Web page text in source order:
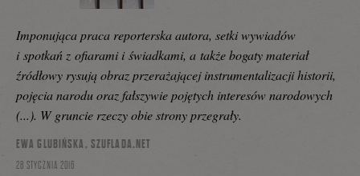
Imponująca praca reporterska autora, setki wywiadów
i spotkań z ofiarami i świadkami, a także bogaty materiał
źródłowy rysują obraz przerażającej instrumentalizacji historii,
pojęcia narodu oraz fałszywie pojętych interesów narodowych
(...). W gruncie rzeczy obie strony przegrały.
EWA GLUBIŃSKA, SZUFLADA.NET
28 STYCZNIA 2016